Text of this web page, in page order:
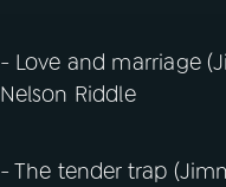
- Love and marriage
Nelson Riddle
- The tender trap